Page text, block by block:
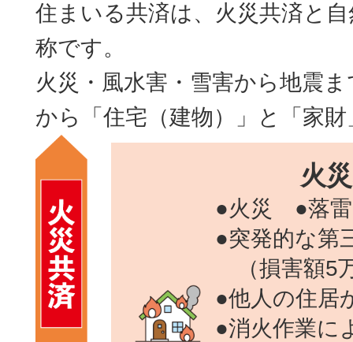
住まいる共済は、火災共済と
称です。
火災・風水害・雪害から地震
から「住宅（建物）」と「家
火災
●火災 ●落
●突発的な第
（損害額5
●他人の住居
●消火作業に